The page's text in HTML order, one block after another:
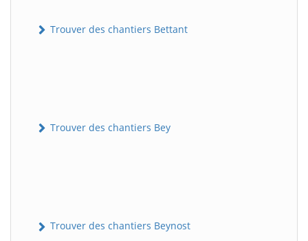
Trouver des chantiers Bettant
Trouver des chantiers Bey
Trouver des chantiers Beynost